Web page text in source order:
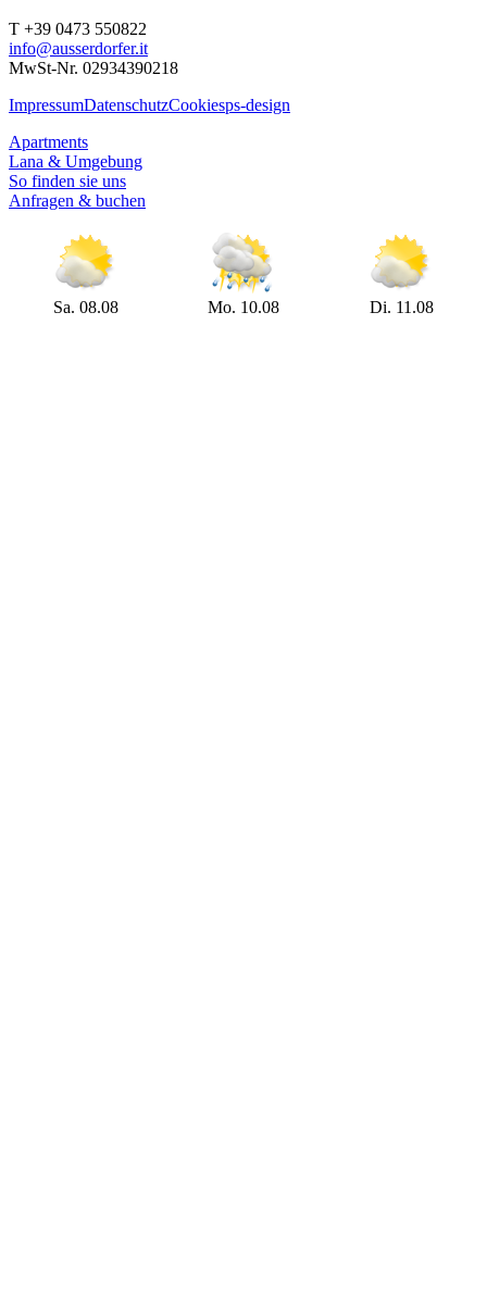
T +39 0473 550822
info@ausserdorfer.it
MwSt-Nr. 02934390218
ImpressumDatenschutzCookiesps-design
Apartments
Lana & Umgebung
So finden sie uns
Anfragen & buchen
Sa. 08.08 Mo. 10.08 Di. 11.08